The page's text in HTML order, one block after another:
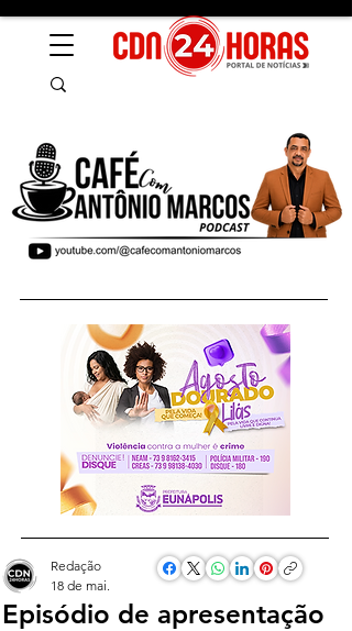
Episódio de apresentação
Redação
18 de mai.